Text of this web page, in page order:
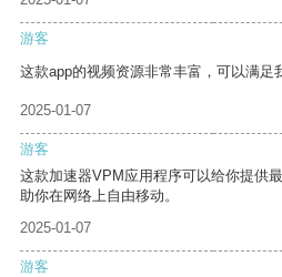
游客
这款app的视频资源非常丰富，可以满足
2025-01-07
游客
这款加速器VPM应用程序可以给你提供
助你在网络上自由移动。
2025-01-07
游客